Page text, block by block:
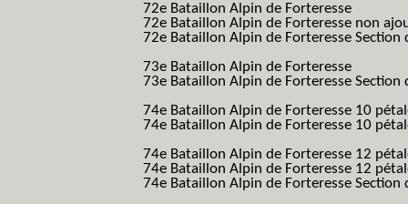
72e Bataillon Alpin de Forteresse
72e Bataillon Alpin de Forteresse non
72e Bataillon Alpin de Forteresse
73e Bataillon Alpin de Forteresse
73e Bataillon Alpin de Forteresse
74e Bataillon Alpin de Forteresse 10
74e Bataillon Alpin de Forteresse 10
74e Bataillon Alpin de Forteresse 12
74e Bataillon Alpin de Forteresse 12
74e Bataillon Alpin de Forteresse